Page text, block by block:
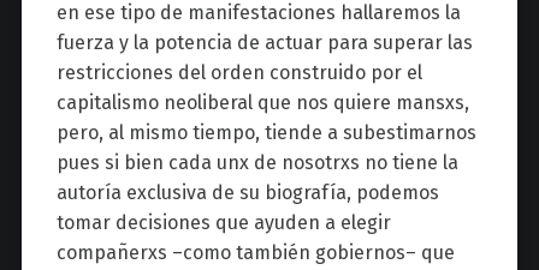
en ese tipo de manifestaciones hallaremos la
fuerza y la potencia de actuar para superar las
restricciones del orden construido por el
capitalismo neoliberal que nos quiere mansxs,
pero, al mismo tiempo, tiende a subestimarnos
pues si bien cada unx de nosotrxs no tiene la
autoría exclusiva de su biografía, podemos
tomar decisiones que ayuden a elegir
compañerxs –como también gobiernos– que